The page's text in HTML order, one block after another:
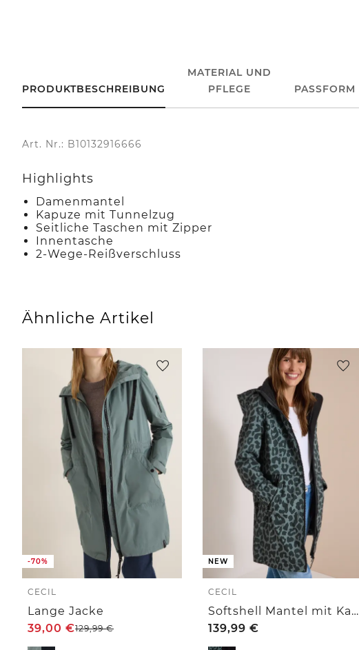
PRODUKTBESCHREIBUNG
MATERIAL UND
PFLEGE
PASSFORM
Art. Nr.: B10132916666
Highlights
Damenmantel
Kapuze mit Tunnelzug
Seitliche Taschen mit Zipper
Innentasche
2-Wege-Reißverschluss
Ähnliche Artikel
-70%
CECIL
Lange Jacke
39,00 €129,99€
NEW
CECIL
Softshell Mantel mit Kapuze und Leo-Muster
139,99 €